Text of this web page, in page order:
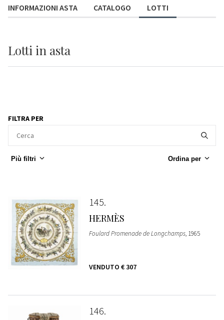
INFORMAZIONI ASTA CATALOGO LOTTI
Lotti in asta
FILTRA PER
Più filtri Ordina per
145
HERMÈS
Foulard Promenade de Longchamps, 1965
VENDUTO € 307
146